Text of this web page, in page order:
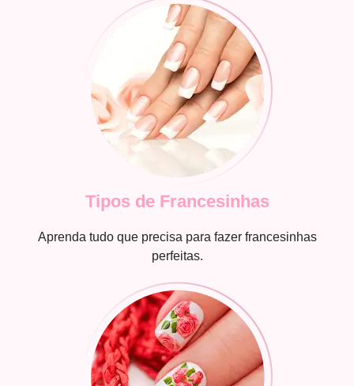
Tipos de Francesinhas
Aprenda tudo que precisa para fazer francesinhas
perfeitas.